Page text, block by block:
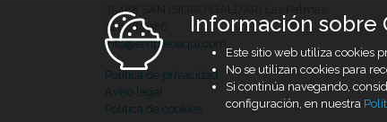
35488 SAN ISIDRO (GALDAR) Las Palmas
928880986
info@empleoaqui.com
Política de privacidad
Aviso legal
Política de cookies
Información sobre
Este sitio web utiliza cookies
No se utilizan cookies para
Si continúa navegando,
configuración, en nuestra